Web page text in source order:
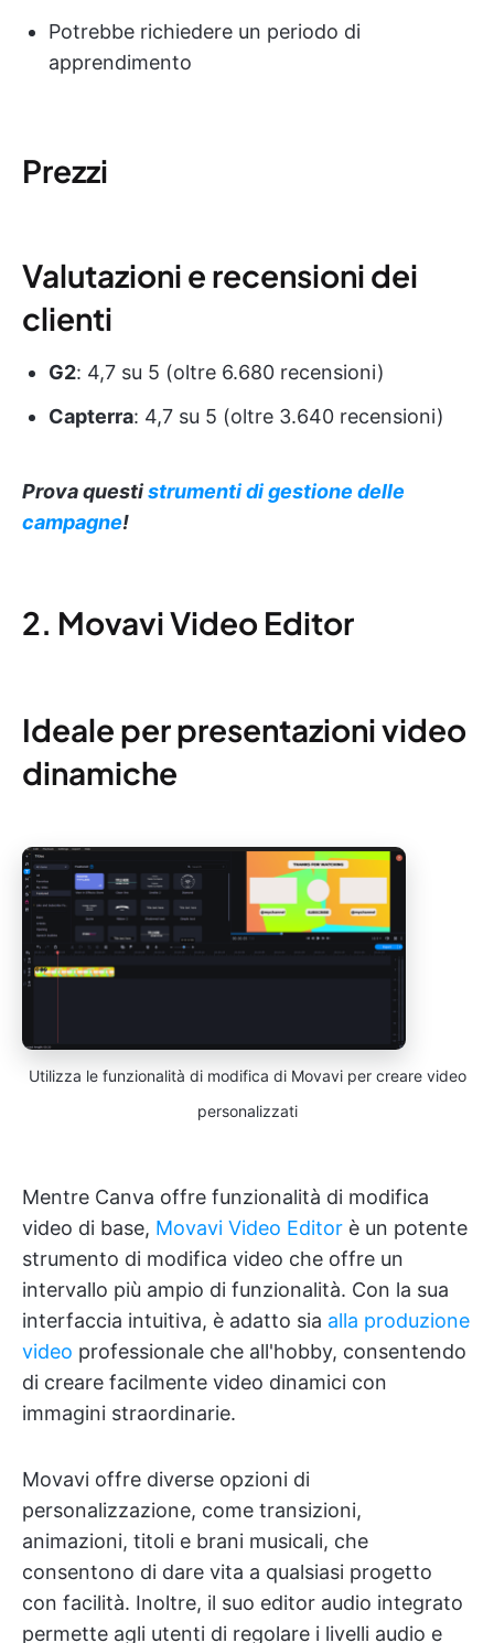
Potrebbe richiedere un periodo di
apprendimento
Prezzi
Valutazioni e recensioni dei
clienti
G2: 4,7 su 5 (oltre 6.680 recensioni)
Capterra: 4,7 su 5 (oltre 3.640 recensioni)
Prova questistrumenti di gestione delle
campagne!
2. Movavi Video Editor
Ideale per presentazioni video
dinamiche
Utilizza le funzionalità di modifica di Movavi per creare video
personalizzati
Mentre Canva offre funzionalità di modifica
video di base, Movavi Video Editor è un potente
strumento di modifica video che offre un
intervallo più ampio di funzionalità. Con la sua
interfaccia intuitiva, è adatto sia alla produzione
video professionale che all'hobby, consentendo
di creare facilmente video dinamici con
immagini straordinarie.
Movavi offre diverse opzioni di
personalizzazione, come transizioni,
animazioni, titoli e brani musicali, che
consentono di dare vita a qualsiasi progetto
con facilità. Inoltre, il suo editor audio integrato
permette agli utenti di regolare i livelli audio e